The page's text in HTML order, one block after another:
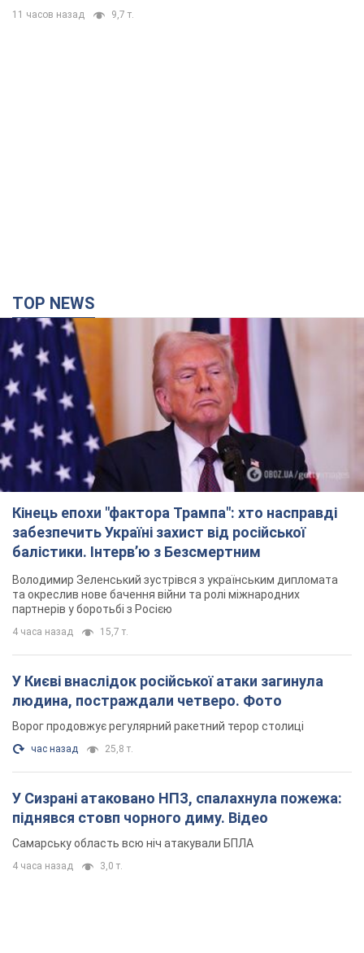
11 часов назад 9,7 т.
TOP NEWS
Кінець епохи "фактора Трампа": хто насправді
забезпечить Україні захист від російської
балістики. Інтерв’ю з Безсмертним
Володимир Зеленський зустрівся з українським дипломата
та окреслив нове бачення війни та ролі міжнародних
партнерів у боротьбі з Росією
4 часа назад 15,7 т.
У Києві внаслідок російської атаки загинула
людина, постраждали четверо. Фото
Ворог продовжує регулярний ракетний терор столиці
час назад 25,8 т.
У Сизрані атаковано НПЗ, спалахнула пожежа:
піднявся стовп чорного диму. Відео
Самарську область всю ніч атакували БПЛА
4 часа назад 3,0 т.